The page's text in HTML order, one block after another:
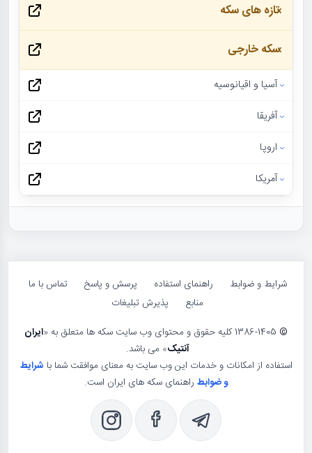
تازه های سکه
سکه خارجی
آسیا و اقیانوسیه
آفریقا
اروپا
آمریکا
شرایط و ضوابط راهنمای استفاده پرسش و پاسخ
تماس با ما
منابع
پذیرش تبلیغات
©
ایران
آنتیک» می باشد.
استفاده از امکانات و خدمات این وب سایت به معنای موافقت شما با شرایط
و ضوابط راهنمای سکه های ایران است.